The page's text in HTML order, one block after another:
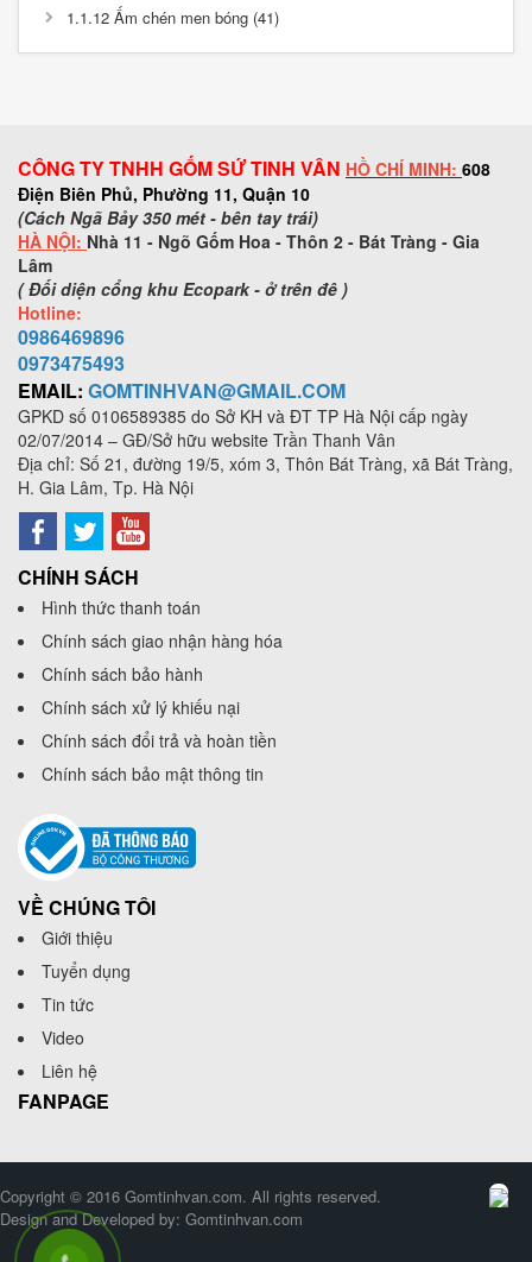
1.1.12 Ấm chén men bóng (41)
CÔNG TY TNHH GỐM SỨ TINH VÂN HỒ CHÍ MINH: 608
Điện Biên Phủ, Phường 11, Quận 10
(Cách Ngã Bảy 350 mét - bên tay trái)
HÀ NỘI: Nhà 11 - Ngõ Gốm Hoa - Thôn 2 - Bát Tràng - Gia
Lâm
( Đối diện cổng khu Ecopark - ở trên đê )
Hotline:
0986469896
0973475493
EMAIL: GOMTINHVAN@GMAIL.COM
GPKD số 0106589385 do Sở KH và ĐT TP Hà Nội cấp ngày
02/07/2014 – GĐ/Sở hữu website Trần Thanh Vân
Địa chỉ: Số 21, đường 19/5, xóm 3, Thôn Bát Tràng, xã Bát Tràng,
H. Gia Lâm, Tp. Hà Nội
CHÍNH SÁCH
Hình thức thanh toán
Chính sách giao nhận hàng hóa
Chính sách bảo hành
Chính sách xử lý khiếu nại
Chính sách đổi trả và hoàn tiền
Chính sách bảo mật thông tin
VỀ CHÚNG TÔI
Giới thiệu
Tuyển dụng
Tin tức
Video
Liên hệ
FANPAGE
Copyright © 2016 Gomtinhvan.com. All rights reserved.
Design and Developed by: Gomtinhvan.com